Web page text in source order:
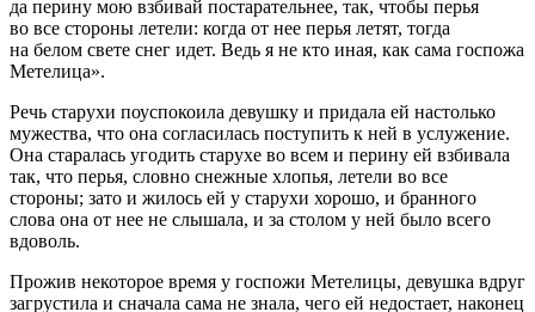
да перину мою взбивай постарательнее, так, чтобы перья
во все стороны летели: когда от нее перья летят, тогда
на белом свете снег идет. Ведь я не кто иная, как сама госпожа
Метелица».
Речь старухи поуспокоила девушку и придала ей настолько
мужества, что она согласилась поступить к ней в услужение.
Она старалась угодить старухе во всем и перину ей взбивала
так, что перья, словно снежные хлопья, летели во все
стороны; зато и жилось ей у старухи хорошо, и бранного
слова она от нее не слышала, и за столом у ней было всего
вдоволь.
Прожив некоторое время у госпожи Метелицы, девушка вдруг
загрустила и сначала сама не знала, чего ей недостает, наконец